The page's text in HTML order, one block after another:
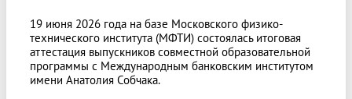
19 июня 2026 года на базе Московского физико-
технического института (МФТИ) состоялась итоговая
аттестация выпускников совместной образовательной
программы с Международным банковским институтом
имени Анатолия Собчака.